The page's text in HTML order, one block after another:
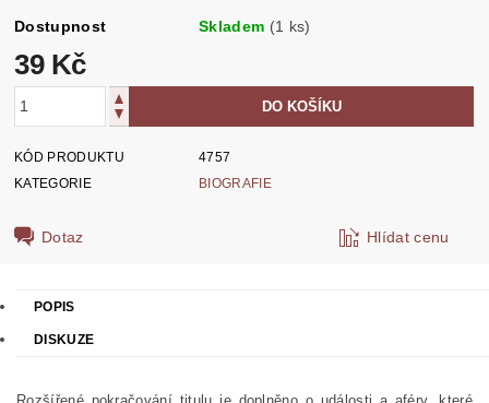
Dostupnost Skladem (1 ks)
39 Kč
KÓD PRODUKTU
4757
KATEGORIE
BIOGRAFIE
Dotaz Hlídat cenu
POPIS
DISKUZE